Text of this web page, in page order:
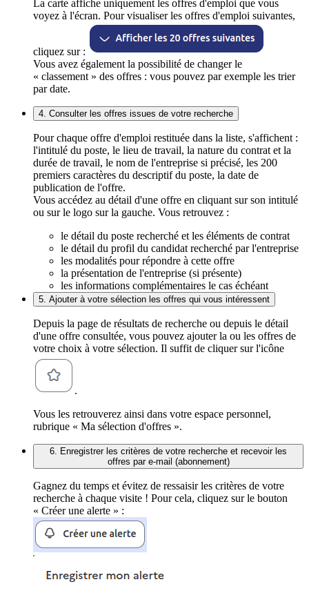
La carte affiche uniquement les offres d'emploi que vous
voyez à l'écran. Pour visualiser les offres d'emploi suivantes,
cliquez sur :
Vous avez également la possibilité de changer le
« classement » des offres : vous pouvez par exemple les trier
par date.
4. Consulter les offres issues de votre recherche
Pour chaque offre d'emploi restituée dans la liste, s'affichent :
l'intitulé du poste, le lieu de travail, la nature du contrat et la
durée de travail, le nom de l'entreprise si précisé, les 200
premiers caractères du descriptif du poste, la date de
publication de l'offre.
Vous accédez au détail d'une offre en cliquant sur son intitulé
ou sur le logo sur la gauche. Vous retrouvez :
le détail du poste recherché et les éléments de contrat
le détail du profil du candidat recherché par l'entreprise
les modalités pour répondre à cette offre
la présentation de l'entreprise (si présente)
les informations complémentaires le cas échéant
5. Ajouter à votre sélection les offres qui vous intéressent
Depuis la page de résultats de recherche ou depuis le détail
d'une offre consultée, vous pouvez ajouter la ou les offres de
votre choix à votre sélection. Il suffit de cliquer sur l'icône
.
Vous les retrouverez ainsi dans votre espace personnel,
rubrique « Ma sélection d'offres ».
6. Enregistrer les critères de votre recherche et recevoir les
offres par e-mail (abonnement)
Gagnez du temps et évitez de ressaisir les critères de votre
recherche à chaque visite ! Pour cela, cliquez sur le bouton
« Créer une alerte » :